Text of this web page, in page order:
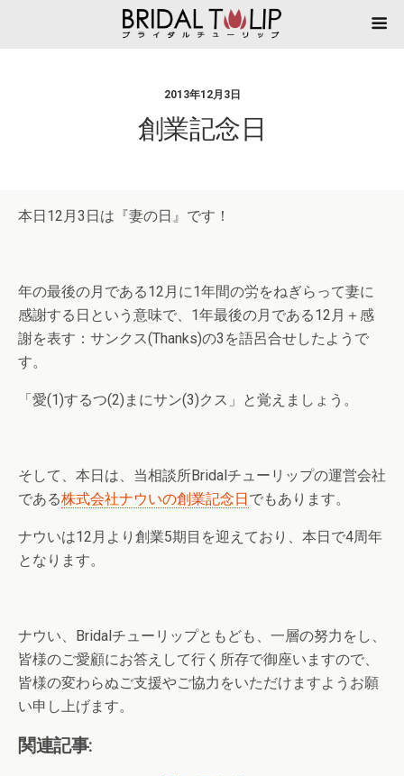
2013年12月3日
創業記念日
本日12月3日は『妻の日』です！
年の最後の月である12月に1年間の労をねぎらって妻に
感謝する日という意味で、1年最後の月である12月＋感
謝を表す：サンクス(Thanks)の3を語呂合せしたようで
す。
「愛(1)するつ(2)まにサン(3)クス」と覚えましょう。
そして、本日は、当相談所Bridalチューリップの運営会社
である株式会社ナウいの創業記念日でもあります。
ナウいは12月より創業5期目を迎えており、本日で4周年
となります。
ナウい、Bridalチューリップともども、一層の努力をし、
皆様のご愛顧にお答えして行く所存で御座いますので、
皆様の変わらぬご支援やご協力をいただけますようお願
い申し上げます。
関連記事: